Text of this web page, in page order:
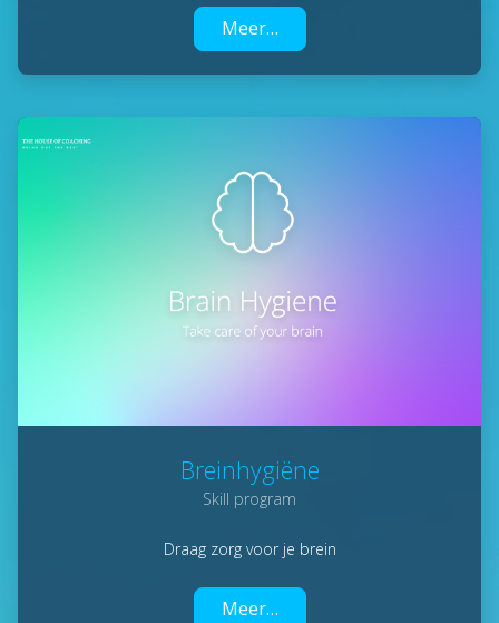
Meer…
Breinhygiëne
Skill program
Draag zorg voor je brein
Meer…